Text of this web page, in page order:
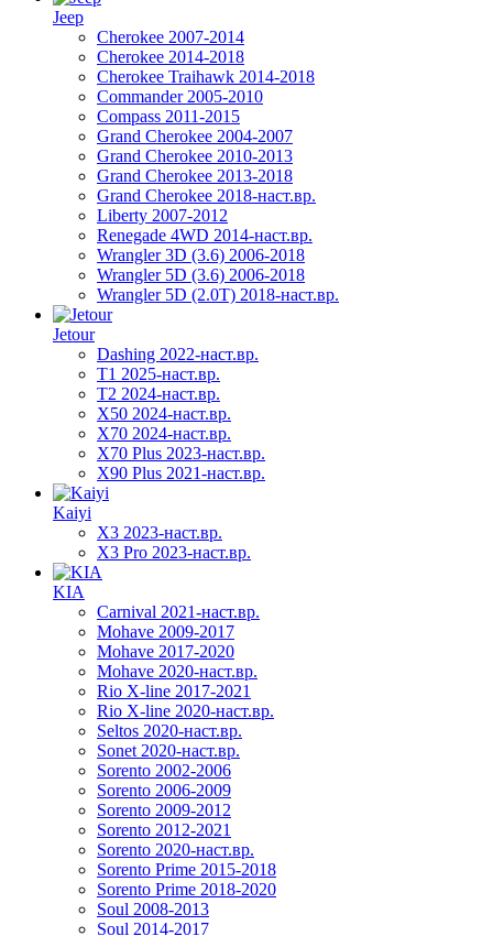
Jeep
Cherokee 2007-2014
Cherokee 2014-2018
Cherokee Traihawk 2014-2018
Commander 2005-2010
Compass 2011-2015
Grand Cherokee 2004-2007
Grand Cherokee 2010-2013
Grand Cherokee 2013-2018
Grand Cherokee 2018-наст.вр.
Liberty 2007-2012
Renegade 4WD 2014-наст.вр.
Wrangler 3D (3.6) 2006-2018
Wrangler 5D (3.6) 2006-2018
Wrangler 5D (2.0T) 2018-наст.вр.
Jetour
Dashing 2022-наст.вр.
T1 2025-наст.вр.
T2 2024-наст.вр.
X50 2024-наст.вр.
X70 2024-наст.вр.
X70 Plus 2023-наст.вр.
X90 Plus 2021-наст.вр.
Kaiyi
X3 2023-наст.вр.
X3 Pro 2023-наст.вр.
KIA
Carnival 2021-наст.вр.
Mohave 2009-2017
Mohave 2017-2020
Mohave 2020-наст.вр.
Rio X-line 2017-2021
Rio X-line 2020-наст.вр.
Seltos 2020-наст.вр.
Sonet 2020-наст.вр.
Sorento 2002-2006
Sorento 2006-2009
Sorento 2009-2012
Sorento 2012-2021
Sorento 2020-наст.вр.
Sorento Prime 2015-2018
Sorento Prime 2018-2020
Soul 2008-2013
Soul 2014-2017